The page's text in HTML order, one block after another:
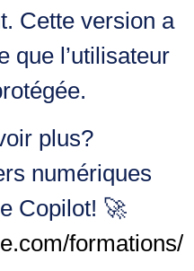
Cette version a
que l’utilisateur
plus?
numériques
Copilot! 🚀
formations/